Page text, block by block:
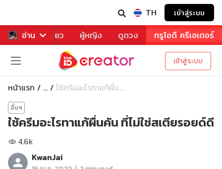
TH เข้าสู่ระบบ
อ่าน
หาร ท่องเที่ยว ผู้หญิง ดูดวง ทรูไอดี ครีเอเตอร์
เข้าสู่ระบบ
หน้าแรก ... ใช้ครีมอะไรทาแก้ผื่น...
อื่นๆ
ใช้ครีมอะไรทาแก้ผื่นคัน ที่ไม่ใช่สเตียรอยด์ดี
4.6k
KwanJai